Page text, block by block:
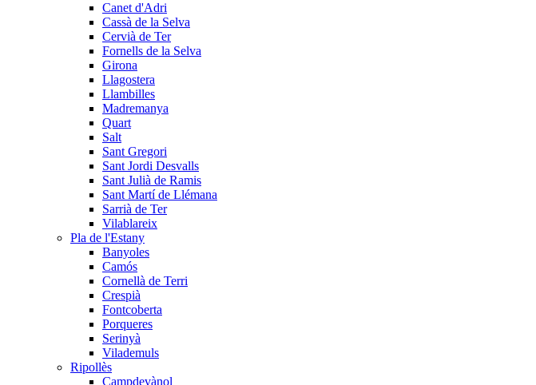
Canet d'Adri
Cassà de la Selva
Cervià de Ter
Fornells de la Selva
Girona
Llagostera
Llambilles
Madremanya
Quart
Salt
Sant Gregori
Sant Jordi Desvalls
Sant Julià de Ramis
Sant Martí de Llémana
Sarrià de Ter
Vilablareix
Pla de l'Estany
Banyoles
Camós
Cornellà de Terri
Crespià
Fontcoberta
Porqueres
Serinyà
Vilademuls
Ripollès
Campdevànol